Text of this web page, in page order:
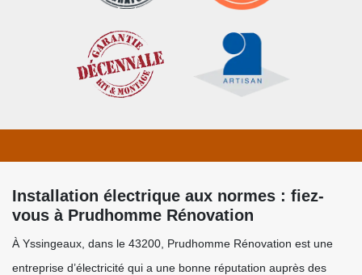
Installation électrique aux normes : fiez-
vous à Prudhomme Rénovation
À Yssingeaux, dans le 43200, Prudhomme Rénovation est une
entreprise d’électricité qui a une bonne réputation auprès des